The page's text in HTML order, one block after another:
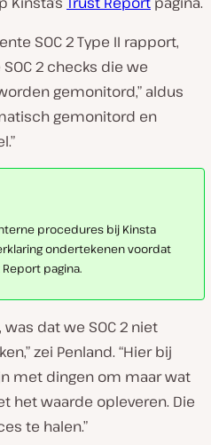
SOC 2 Type II rapport,
2 checks die we
gemonitord,” aldus
gemonitord en
procedures bij Kinsta
ondertekenen voordat
pagina.
dat we SOC 2 niet
zei Penland. “Hier bij
met dingen om maar wat
het waarde opleveren. Die
te halen.”